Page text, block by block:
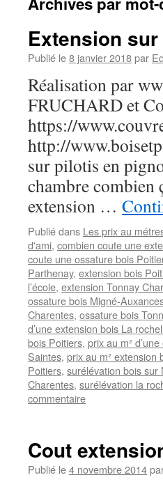
Extension
Publié le8 janvier 2018par
Réalisation par
FRUCHARD et
https://
http://
sur pilotis en
chambre combien
extension …
Publié dans Les prix au
d'ami, combien coute une
coute une ossature bois
Parthenay, extension bois
l’école, extension Tonnay
ossature bois Migné-
Charentes, ossature bois
d’une extension bois La
bois Poitiers, prix au m²
Saintes, prix au m² extension
Poitiers, surélévation bois sur
Charentes, surélévation la
commentaire
Cout
Publié le4 novembre 2014